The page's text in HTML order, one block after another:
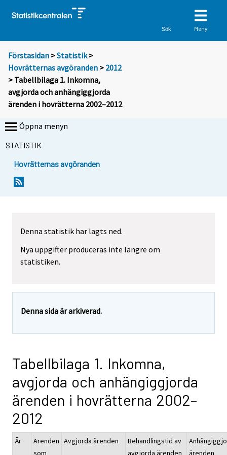
Sök Meny
Förstasidan >Statistik >
Hovrätternas avgöranden > 2012
> Tabellbilaga 1. Inkomna,
avgjorda och anhängiggjorda
ärenden i hovrätterna 2002–2012
Öppna menyn
STATISTIK
Hovrätternas avgöranden
Denna statistik har lagts ned.
Nya uppgifter produceras inte längre om
statistiken.
Denna sida är arkiverad.
Tabellbilaga 1. Inkomna,
avgjorda och anhängiggjorda
ärenden i hovrätterna 2002–
2012
År
Ärenden
som
Avgjorda ärenden
Behandlingstid av
avgjorda ärenden
ärenden